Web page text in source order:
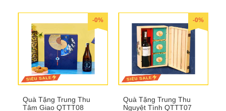
-0%
Quà Tặng Trung Thu
Tâm Giao QTTT08
-0%
Quà Tặng Trung Thu
Nguyệt Tình QTTT07